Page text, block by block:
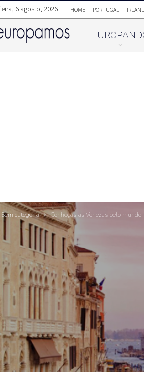
6 agosto, 2026 HOME PORTUGAL
Sem categoria Conheças as Venezas pelo mundo